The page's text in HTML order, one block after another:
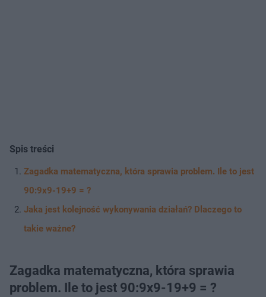
Spis treści
Zagadka matematyczna, która sprawia problem. Ile to jest
90:9x9-19+9 = ?
Jaka jest kolejność wykonywania działań? Dlaczego to
takie ważne?
Zagadka matematyczna, która sprawia
problem. Ile to jest 90:9x9-19+9 = ?